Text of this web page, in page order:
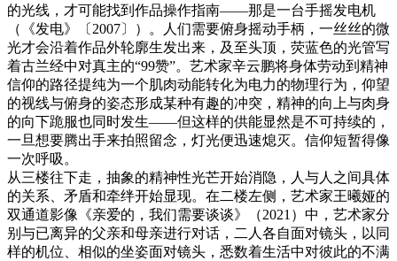
的光线，才可能找到作品操作指南——那是一台手摇发电机
（《发电》〔2007〕）。人们需要俯身摇动手柄，一丝丝的微
光才会沿着作品外轮廓生发出来，及至头顶，荧蓝色的光管写
着古兰经中对真主的“99赞”。艺术家辛云鹏将身体劳动到精神
信仰的路径提纯为一个肌肉动能转化为电力的物理行为，仰望
的视线与俯身的姿态形成某种有趣的冲突，精神的向上与肉身
的向下跪服也同时发生——但这样的供能显然是不可持续的，
一旦想要腾出手来拍照留念，灯光便迅速熄灭。信仰短暂得像
一次呼吸。
从三楼往下走，抽象的精神性光芒开始消隐，人与人之间具体
的关系、矛盾和牵绊开始显现。在二楼左侧，艺术家王曦娅的
双通道影像《亲爱的，我们需要谈谈》（2021）中，艺术家分
别与已离异的父亲和母亲进行对话，二人各自面对镜头，以同
样的机位、相似的坐姿面对镜头，悉数着生活中对彼此的不满